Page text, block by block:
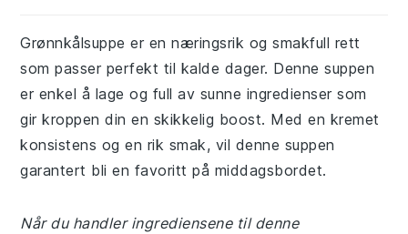
Grønnkålsuppe er en næringsrik og smakfull rett
som passer perfekt til kalde dager. Denne suppen
er enkel å lage og full av sunne ingredienser som
gir kroppen din en skikkelig boost. Med en kremet
konsistens og en rik smak, vil denne suppen
garantert bli en favoritt på middagsbordet.
Når du handler ingrediensene til denne